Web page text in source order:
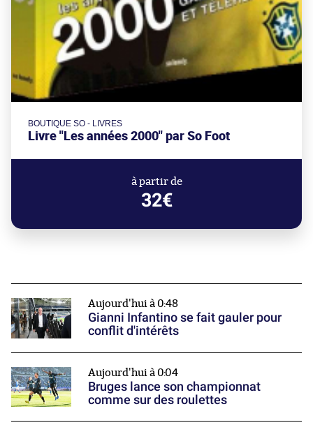
BOUTIQUE SO - LIVRES
Livre "Les années 2000" par So Foot
à partir de
32€
Aujourd'hui à 0:48
Gianni Infantino se fait gauler pour
conflit d'intérêts
Aujourd'hui à 0:04
Bruges lance son championnat
comme sur des roulettes